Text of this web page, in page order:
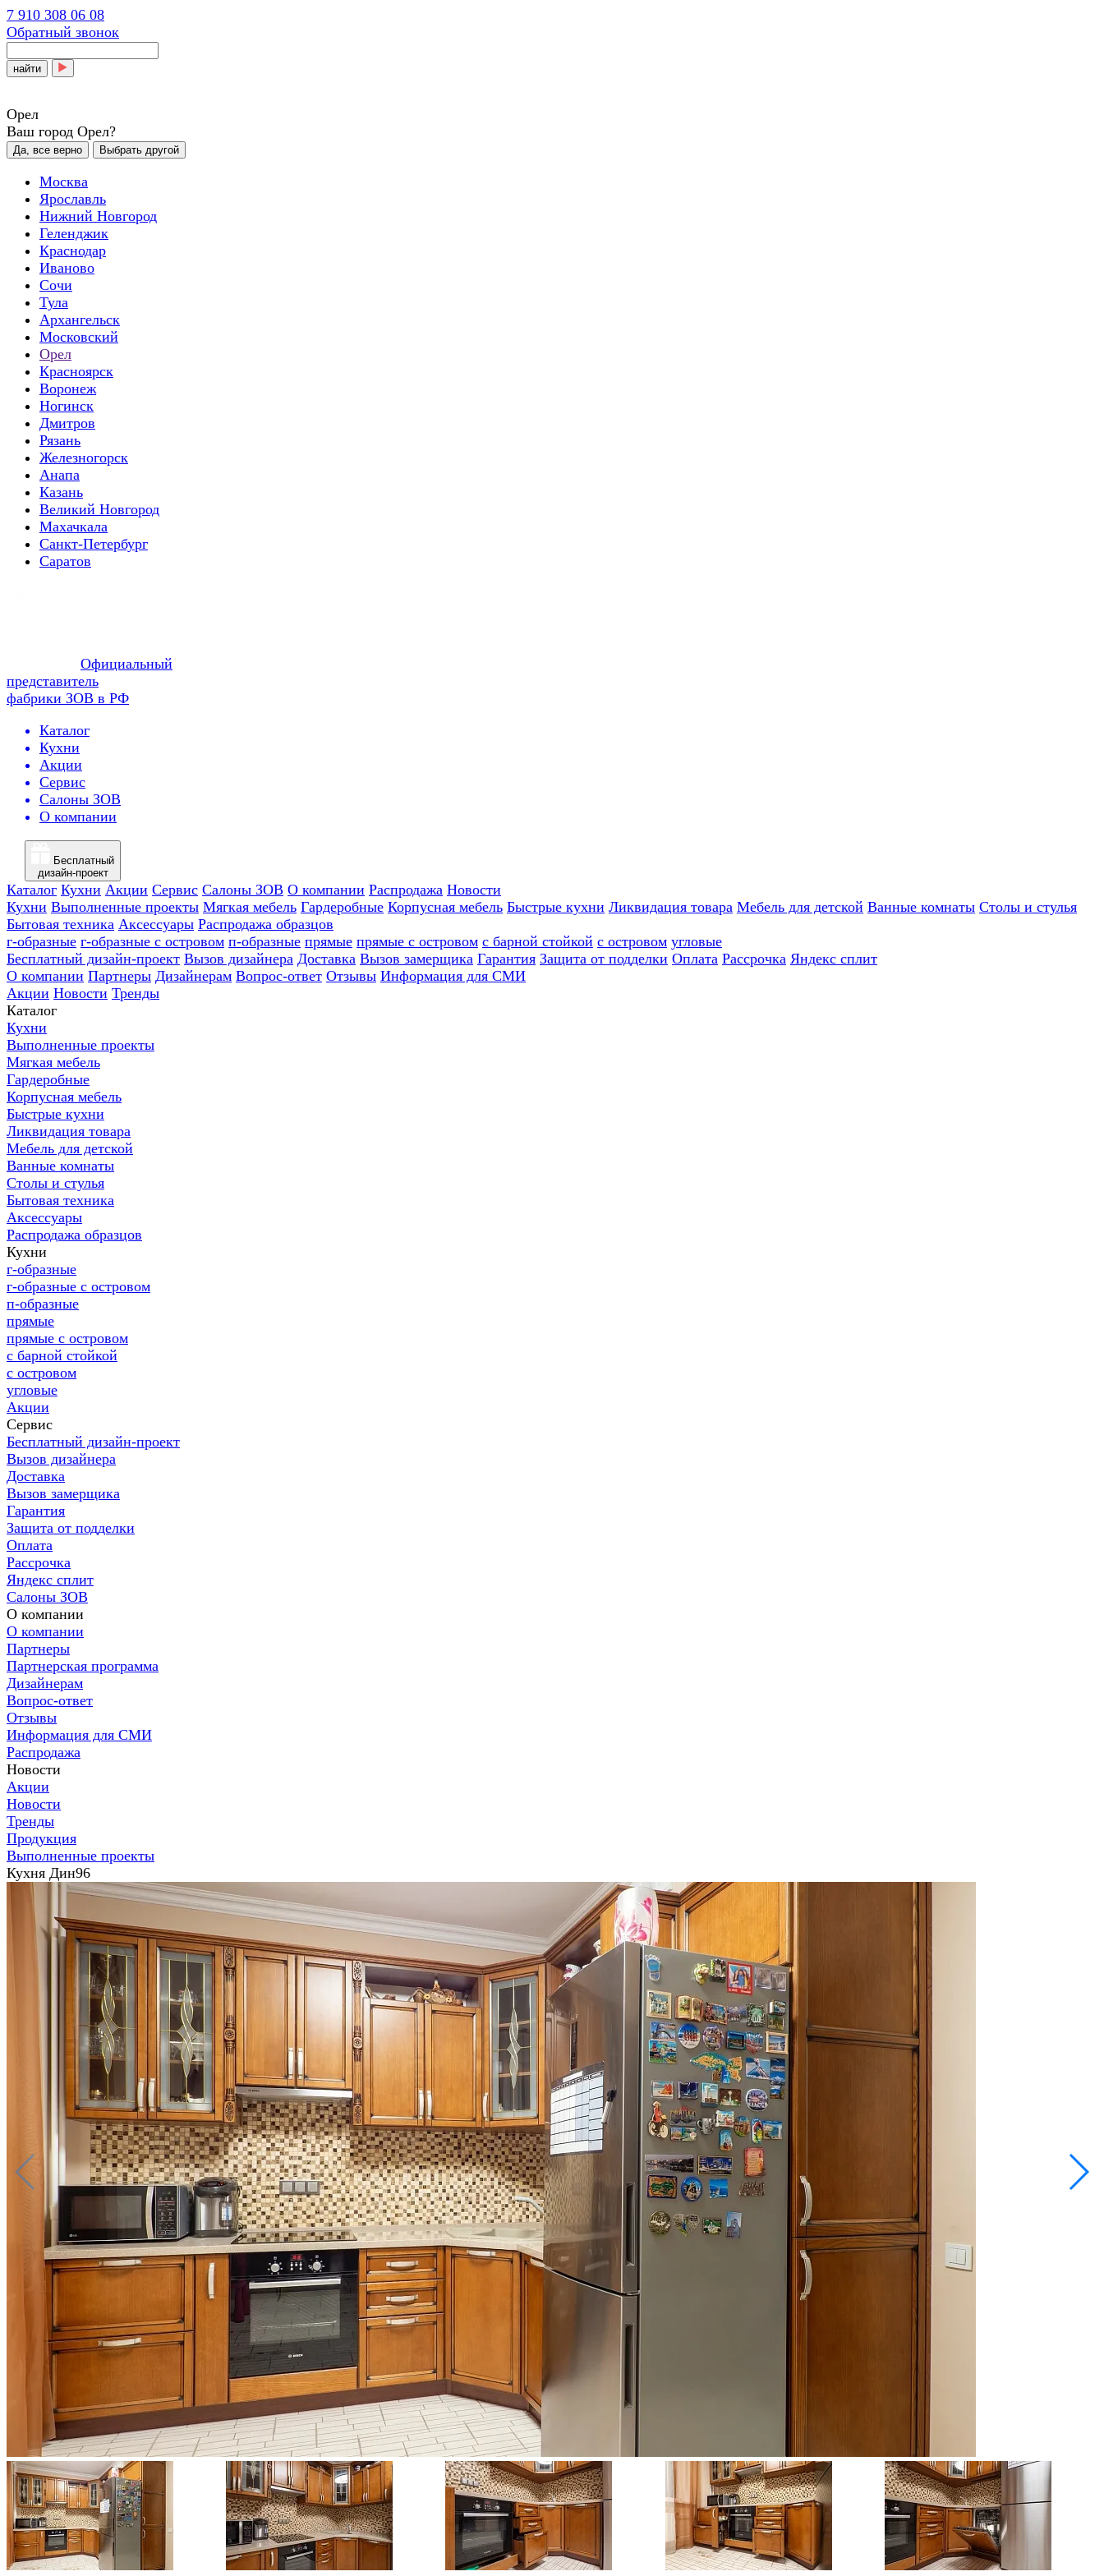
7 910 308 06 08
Обратный звонок
найти
Орел
Ваш город Орел?
Да, все верно Выбрать другой
Москва
Ярославль
Нижний Новгород
Геленджик
Краснодар
Иваново
Сочи
Тула
Архангельск
Московский
Орел
Красноярск
Воронеж
Ногинск
Дмитров
Рязань
Железногорск
Анапа
Казань
Великий Новгород
Махачкала
Санкт-Петербург
Саратов
Официальный
представитель
фабрики ЗОВ в РФ
Каталог
Кухни
Акции
Сервис
Салоны ЗОВ
О компании
Бесплатный
дизайн-проект
Каталог Кухни Акции Сервис Салоны ЗОВ О компании Распродажа Новости
Кухни Выполненные проекты Мягкая мебель Гардеробные Корпусная мебель Быстрые кухни Ликвидация товара Мебель для детской Ванные комнаты Столы и стулья
Бытовая техника Аксессуары Распродажа образцов
г-образные г-образные с островом п-образные прямые прямые с островом с барной стойкой с островом угловые
Бесплатный дизайн-проект Вызов дизайнера Доставка Вызов замерщика Гарантия Защита от подделки Оплата Рассрочка Яндекс сплит
О компании Партнеры Дизайнерам Вопрос-ответ Отзывы Информация для СМИ
Акции Новости Тренды
Каталог
Кухни
Выполненные проекты
Мягкая мебель
Гардеробные
Корпусная мебель
Быстрые кухни
Ликвидация товара
Мебель для детской
Ванные комнаты
Столы и стулья
Бытовая техника
Аксессуары
Распродажа образцов
Кухни
г-образные
г-образные с островом
п-образные
прямые
прямые с островом
с барной стойкой
с островом
угловые
Акции
Сервис
Бесплатный дизайн-проект
Вызов дизайнера
Доставка
Вызов замерщика
Гарантия
Защита от подделки
Оплата
Рассрочка
Яндекс сплит
Салоны ЗОВ
О компании
О компании
Партнеры
Партнерская программа
Дизайнерам
Вопрос-ответ
Отзывы
Информация для СМИ
Распродажа
Новости
Акции
Новости
Тренды
Продукция
Выполненные проекты
Кухня Дин96